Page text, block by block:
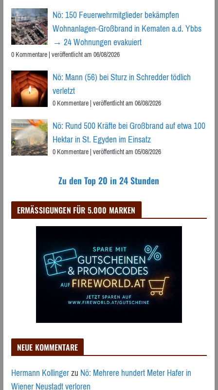
Nö: 150 Feuerwehrmitglieder bekämpfen
Wohnanlagen-Großbrand in Kematen a.d. Ybbs
→ 24 Wohnungen evakuiert
0 Kommentare|veröffentlicht am 06/08/2026
Nö: Mann (56) bei Sturz in Schredder tödlich
verletzt
0 Kommentare|veröffentlicht am 06/08/2026
Nö: Rund 500 Kräfte bei Großbrand auf etwa 100
Hektar in St. Egyden im Einsatz
0 Kommentare|veröffentlicht am 05/08/2026
Zu den Top 20 in 24 Stunden
ERMÄSSIGUNGEN FÜR 5.000 MARKEN
NEUE KOMMENTARE
Hermann KollingerzuNö: Mehrere hundert Meter Hafer in
Wiener Neustadt verloren